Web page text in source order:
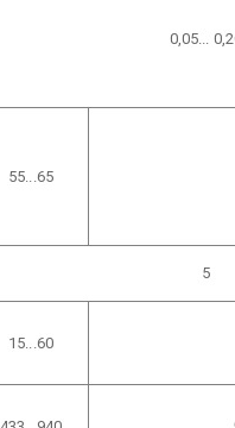
0,05...
55...65
5
15...60